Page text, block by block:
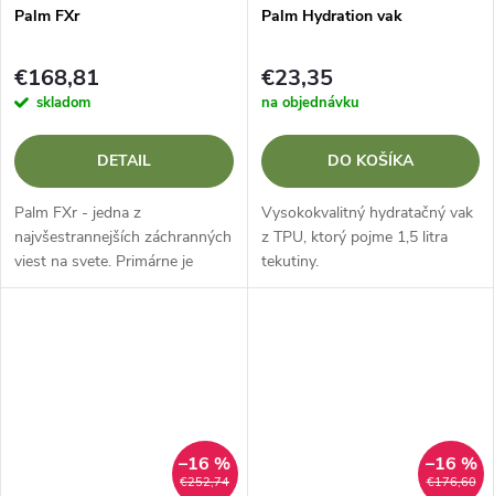
Palm FXr
€168,81
skladom
DETAIL
Palm FXr - jedna z
najvšestrannejších záchranných
viest na svete. Primárne je
určená na divokú vodu, ale je
Palm Hydration vak
€23,35
na objednávku
DO KOŠÍKA
Vysokokvalitný hydratačný vak
z TPU, ktorý pojme 1,5 litra
tekutiny.
€252,74
–16 %
€176,60
–16 %